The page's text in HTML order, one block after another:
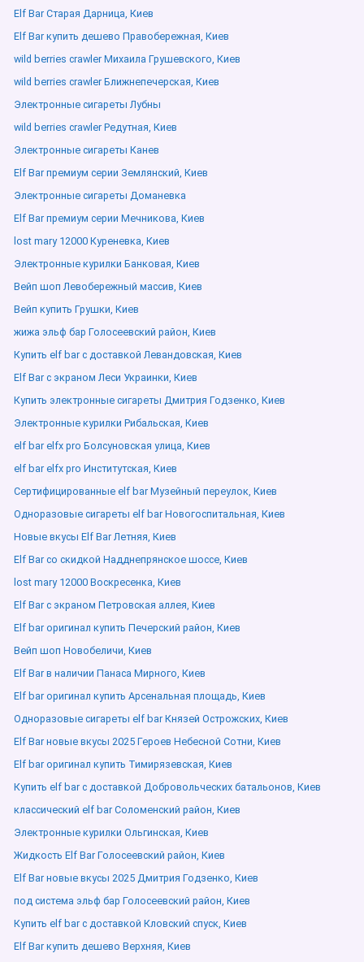
Elf Bar Старая Дарница, Киев
Elf Bar купить дешево Правобережная, Киев
wild berries crawler Михаила Грушевского, Киев
wild berries crawler Ближнепечерская, Киев
Электронные сигареты Лубны
wild berries crawler Редутная, Киев
Электронные сигареты Канев
Elf Bar премиум серии Землянский, Киев
Электронные сигареты Доманевка
Elf Bar премиум серии Мечникова, Киев
lost mary 12000 Куреневка, Киев
Электронные курилки Банковая, Киев
Вейп шоп Левобережный массив, Киев
Вейп купить Грушки, Киев
жижа эльф бар Голосеевский район, Киев
Купить elf bar с доставкой Левандовская, Киев
Elf Bar с экраном Леси Украинки, Киев
Купить электронные сигареты Дмитрия Годзенко, Киев
Электронные курилки Рибальская, Киев
elf bar elfx pro Болсуновская улица, Киев
elf bar elfx pro Институтская, Киев
Сертифицированные elf bar Музейный переулок, Киев
Одноразовые сигареты elf bar Новогоспитальная, Киев
Новые вкусы Elf Bar Летняя, Киев
Elf Bar со скидкой Надднепрянское шоссе, Киев
lost mary 12000 Воскресенка, Киев
Elf Bar с экраном Петровская аллея, Киев
Elf bar оригинал купить Печерский район, Киев
Вейп шоп Новобеличи, Киев
Elf Bar в наличии Панаса Мирного, Киев
Elf bar оригинал купить Арсенальная площадь, Киев
Одноразовые сигареты elf bar Князей Острожских, Киев
Elf Bar новые вкусы 2025 Героев Небесной Сотни, Киев
Elf bar оригинал купить Тимирязевская, Киев
Купить elf bar с доставкой Добровольческих батальонов, Киев
классический elf bar Соломенский район, Киев
Электронные курилки Ольгинская, Киев
Жидкость Elf Bar Голосеевский район, Киев
Elf Bar новые вкусы 2025 Дмитрия Годзенко, Киев
под система эльф бар Голосеевский район, Киев
Купить elf bar с доставкой Кловский спуск, Киев
Elf Bar купить дешево Верхняя, Киев